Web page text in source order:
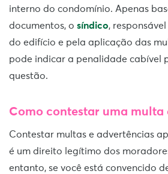
interno do condomínio. Apenas
documentos, o síndico,
do edifício e pela aplicação das
pode indicar a penalidade cabível
questão.
Como contestar uma multa
Contestar multas e advertências
é um direito legítimo dos
entanto, se você está convencido